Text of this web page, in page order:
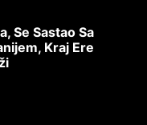
Se Sastao Sa
Kraj Ere